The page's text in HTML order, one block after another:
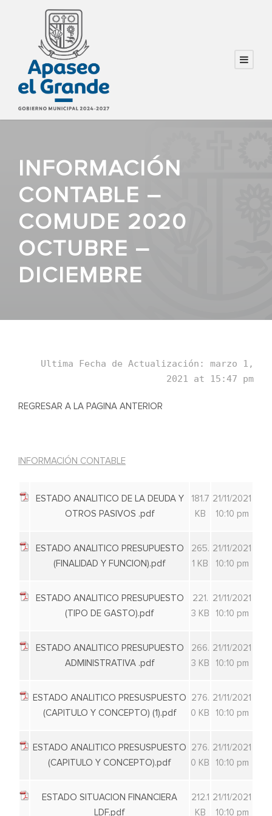
INFORMACIÓN
CONTABLE –
COMUDE 2020
OCTUBRE –
DICIEMBRE
Ultima Fecha de Actualización: marzo 1,
2021 at 15:47 pm
REGRESAR A LA PAGINA ANTERIOR
INFORMACIÓN CONTABLE
ESTADO ANALITICO DE LA DEUDA Y
OTROS PASIVOS .pdf
181.7
KB
21/11/2021
10:10 pm
ESTADO ANALITICO PRESUPUESTO
(FINALIDAD Y FUNCION).pdf
265.
1 KB
21/11/2021
10:10 pm
ESTADO ANALITICO PRESUPUESTO
(TIPO DE GASTO).pdf
221.
3 KB
21/11/2021
10:10 pm
ESTADO ANALITICO PRESUPUESTO
ADMINISTRATIVA .pdf
266.
3 KB
21/11/2021
10:10 pm
ESTADO ANALITICO PRESUSPUESTO
(CAPITULO Y CONCEPTO) (1).pdf
276.
0 KB
21/11/2021
10:10 pm
ESTADO ANALITICO PRESUSPUESTO
(CAPITULO Y CONCEPTO).pdf
276.
0 KB
21/11/2021
10:10 pm
ESTADO SITUACION FINANCIERA
LDF.pdf
212.1
KB
21/11/2021
10:10 pm